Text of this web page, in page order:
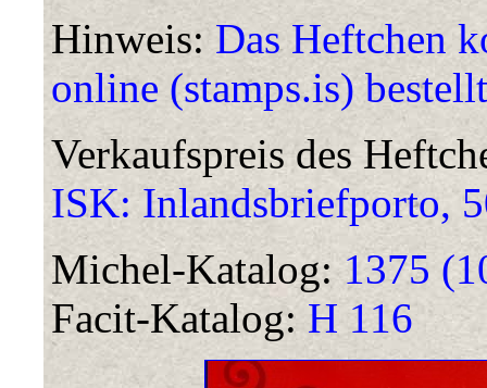
Hinweis:Das Heftchen
online (stamps.is)
Verkaufspreis des
ISK: Inlandsbriefporto,
Michel-Katalog:1375
Facit-Katalog: H 116